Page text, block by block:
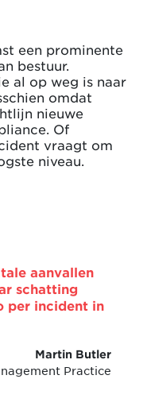
een prominente
bestuur.
al op weg is naar
omdat
nieuwe
Of
vraagt om
niveau.
aanvallen
schatting
per incident in
Martin Butler
Practice